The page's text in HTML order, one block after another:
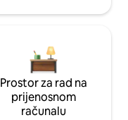
Prostor za rad na
prijenosnom
računalu